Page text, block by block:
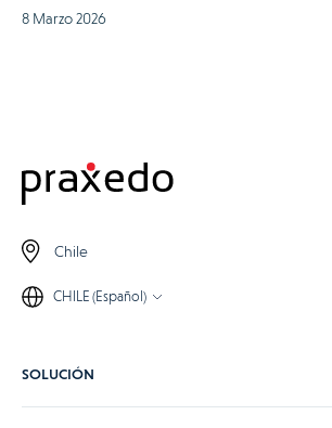
8 Marzo 2026
Chile
CHILE (Español)
SOLUCIÓN